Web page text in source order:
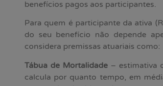
benefícios pagos aos participantes.
Para quem é participante da ativa
do seu benefício não depende
considera premissas atuariais como:
Tábua de Mortalidade– estimativa
calcula por quanto tempo, em